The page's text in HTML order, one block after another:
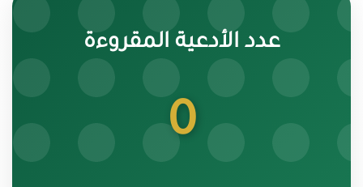
عدد الأدعية المقروءة
0